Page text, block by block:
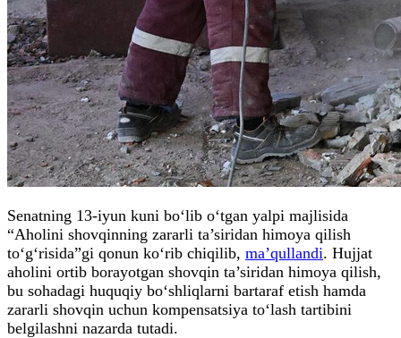
Senatning 13-iyun kuni bo‘lib o‘tgan yalpi majlisida
“Aholini shovqinning zararli ta’siridan himoya qilish
to‘g‘risida”gi qonun ko‘rib chiqilib, ma’qullandi. Hujjat
aholini ortib borayotgan shovqin ta’siridan himoya qilish,
bu sohadagi huquqiy bo‘shliqlarni bartaraf etish hamda
zararli shovqin uchun kompensatsiya to‘lash tartibini
belgilashni nazarda tutadi.